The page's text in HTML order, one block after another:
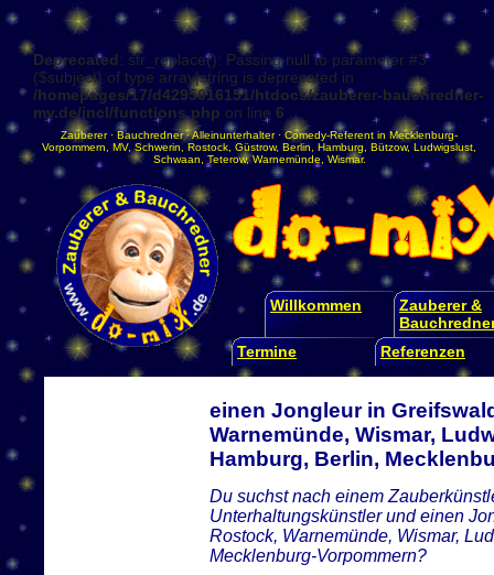
Deprecated: str_replace(): Passing null to parameter #3
($subject) of type array|string is deprecated in
/homepages/17/d4295016151/htdocs/zauberer-bauchredner-
mv.de/incl/functions.php on line 6
Zauberer·Bauchredner·Alleinunterhalter· Comedy-Referent in Mecklenburg-
Vorpommern
MV, Schwerin Rostock Güstrow, Berlin Hamburg Bützow, Ludwigslust
Schwaan ,Teterow,Warnemünde Wismar.
Willkommen
Zauberer &
Termine
Referenzen
einen Jongleur in
Warnemünde, Wismar,
Hamburg, Berlin,
Du suchst nach einem
Unterhaltungskünstler und einen
Rostock, Warnemünde, Wismar,
Mecklenburg-Vorpommern?